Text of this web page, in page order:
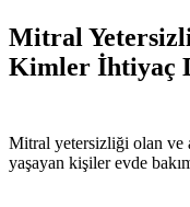
Mitral
Kimler İhtiyaç
Mitral yetersizliği olan ve
yaşayan kişiler evde